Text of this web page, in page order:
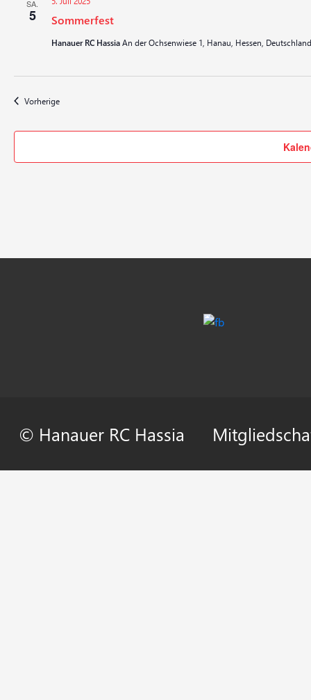
SA.
5 Sommerfest
Hanauer RC HassiaAn der Ochsenwiese 1, Hanau, Hessen, Deutschland
VorherigeVeranstaltungen
© Hanauer RC Hassia